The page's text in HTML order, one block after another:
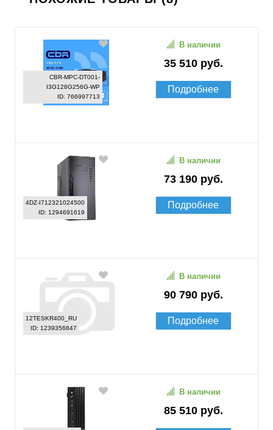
CBR-MPC-DT001-
I3G128G256G-WP
ID: 766997713
35 510 руб.
В наличии
Подробнее
4DZ-I712321024500
ID: 1294691619
73 190 руб.
В наличии
Подробнее
12TESKR400_RU
ID: 1239356847
90 790 руб.
В наличии
Подробнее
85 510 руб.
В наличии